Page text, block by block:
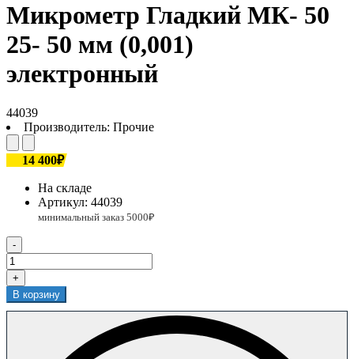
Микрометр Гладкий МК- 50
25- 50 мм (0,001)
электронный
44039
Производитель: Прочие
14 400₽
На складе
Артикул: 44039
-
+
В корзину